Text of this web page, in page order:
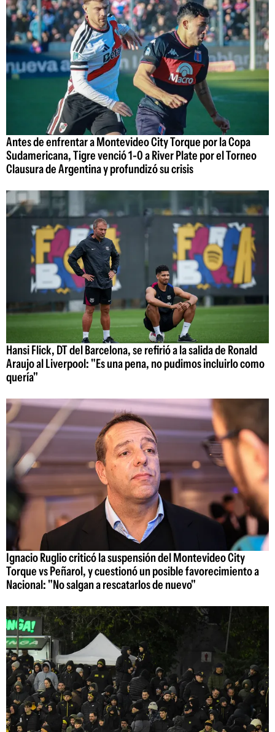
Antes de enfrentar a Montevideo City Torque por la Copa
Sudamericana, Tigre venció 1-0 a River Plate por el Torneo
Clausura de Argentina y profundizó su crisis
Hansi Flick, DT del Barcelona, se refirió a la salida de Ronald
Araujo al Liverpool: "Es una pena, no pudimos incluirlo como
quería"
Ignacio Ruglio criticó la suspensión del Montevideo City
Torque vs Peñarol, y cuestionó un posible favorecimiento a
Nacional: "No salgan a rescatarlos de nuevo"